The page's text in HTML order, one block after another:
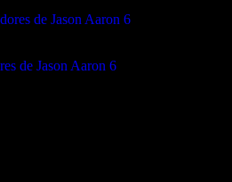
de Jason Aaron 6